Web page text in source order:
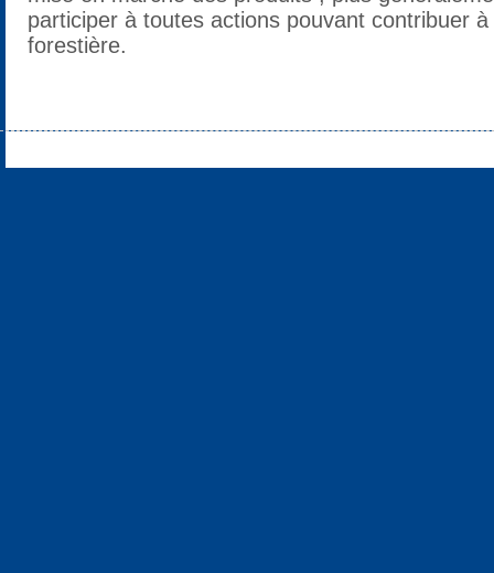
participer à toutes actions pouvant contribuer
forestière.